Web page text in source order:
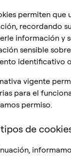
permiten que
recordando
información y
sensible
identificativo
vigente
para el
permiso.
de